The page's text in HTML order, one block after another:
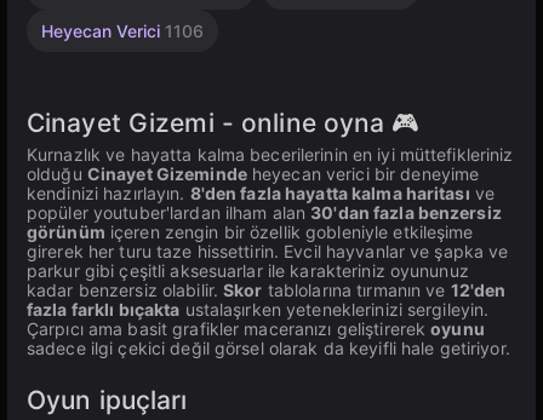
Heyecan Verici 1106
Cinayet Gizemi - online oyna 🎮
Kurnazlık ve hayatta kalma becerilerinin en iyi müttefikleriniz
olduğu Cinayet Gizemindeheyecan verici bir deneyime
kendinizi hazırlayın. 8'den fazla hayatta kalma haritası ve
popüler youtuber'lardan ilham alan 30'dan fazla benzersiz
görünüm içeren zengin bir özellik gobleniyle etkileşime
girerek her turu taze hissettirin. Evcil hayvanlar ve şapka ve
parkur gibi çeşitli aksesuarlar ile karakteriniz oyununuz
kadar benzersiz olabilir.Skor tablolarına tırmanın ve 12'den
fazla farklı bıçakta ustalaşırken yeteneklerinizi sergileyin.
Çarpıcı ama basit grafikler maceranızı geliştirerekoyunu
sadece ilgi çekici değil görsel olarak da keyifli hale getiriyor.
Oyun ipuçları